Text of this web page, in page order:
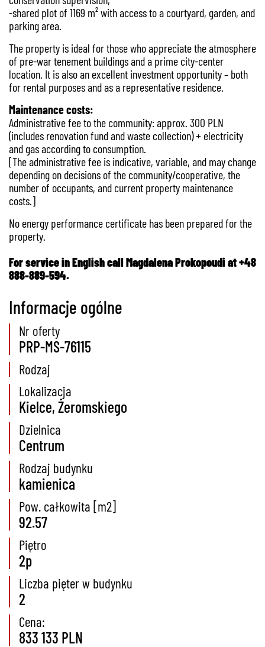
-shared plot of 1169 m² with access to a courtyard, garden, and
parking area.
The property is ideal for those who appreciate the atmosphere
of pre-war tenement buildings and a prime city-center
location. It is also an excellent investment opportunity – both
for rental purposes and as a representative residence.
Maintenance costs:
Administrative fee to the community: approx. 300 PLN
(includes renovation fund and waste collection) + electricity
and gas according to consumption.
[The administrative fee is indicative, variable, and may change
depending on decisions of the community/cooperative, the
number of occupants, and current property maintenance
costs.]
No energy performance certificate has been prepared for the
property.
For service in English call Magdalena Prokopoudi at +48
888-889-594.
Informacje ogólne
Nr oferty
PRP-MS-76115
Rodzaj
Lokalizacja
Kielce, Żeromskiego
Dzielnica
Centrum
Rodzaj budynku
kamienica
Pow. całkowita [m2]
92.57
Piętro
2p
Liczba pięter w budynku
2
Cena:
833 133 PLN